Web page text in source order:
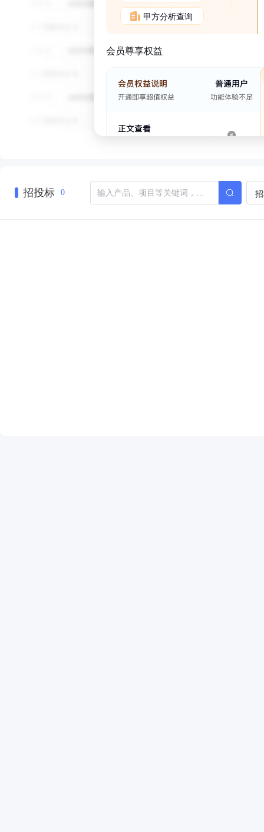
甲方分析查询
会员尊享权益
招投标 0